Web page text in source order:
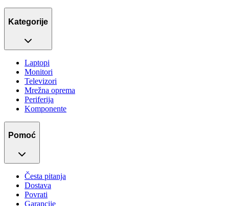
Kategorije
Laptopi
Monitori
Televizori
Mrežna oprema
Periferija
Komponente
Pomoć
Česta pitanja
Dostava
Povrati
Garancije